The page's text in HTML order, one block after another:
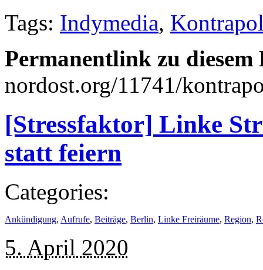
Tags: Indymedia,
Permanentlink zu
nordost.org/11741/
[Stressfaktor] Linke
statt feiern
Categories:
Ankündigung, Aufrufe, Beiträge, Berlin, Linke Freiräume, Region,
5. April 2020